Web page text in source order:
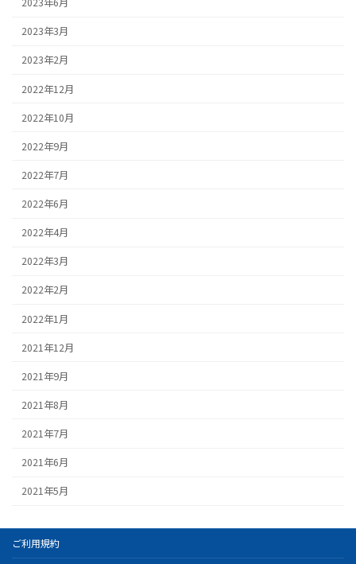
2023年3月
2023年2月
2022年12月
2022年10月
2022年9月
2022年7月
2022年6月
2022年4月
2022年3月
2022年2月
2022年1月
2021年12月
2021年9月
2021年8月
2021年7月
2021年6月
2021年5月
ご利用規約